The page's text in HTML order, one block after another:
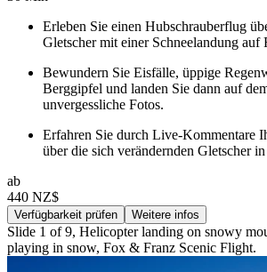
Erleben Sie einen Hubschrauberflug
Gletscher mit einer Schneelandung auf
Bewundern Sie Eisfälle, üppige
Berggipfel und landen Sie dann auf
unvergessliche Fotos.
Erfahren Sie durch Live-Kommentare
über die sich verändernden Gletscher
ab
440 NZ$
Verfügbarkeit prüfen Weitere infos
Slide 1 of 9, Helicopter landing on snowy
playing in snow, Fox & Franz Scenic Flight.